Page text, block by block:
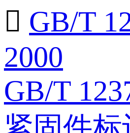
 GB/T
2000
GB/T